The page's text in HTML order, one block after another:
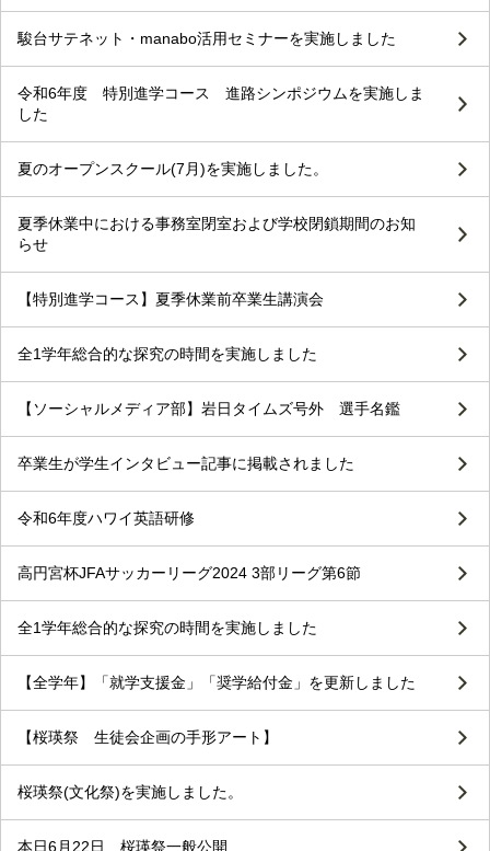
駿台サテネット・manabo活用セミナーを実施しました
令和6年度 特別進学コース 進路シンポジウムを実施しま
した
夏のオープンスクール(7月)を実施しました。
夏季休業中における事務室閉室および学校閉鎖期間のお知
らせ
【特別進学コース】夏季休業前卒業生講演会
全1学年総合的な探究の時間を実施しました
【ソーシャルメディア部】岩日タイムズ号外 選手名鑑
卒業生が学生インタビュー記事に掲載されました
令和6年度ハワイ英語研修
高円宮杯JFAサッカーリーグ2024 3部リーグ第6節
全1学年総合的な探究の時間を実施しました
【全学年】「就学支援金」「奨学給付金」を更新しました
【桜瑛祭 生徒会企画の手形アート】
桜瑛祭(文化祭)を実施しました。
本日6月22日 桜瑛祭一般公開